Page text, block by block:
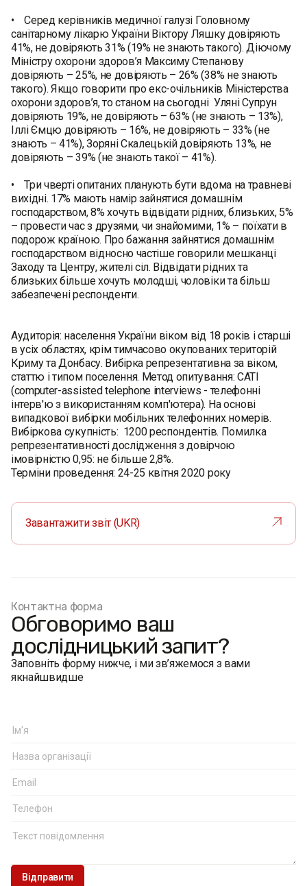
• Серед керівників медичної галузі Головному
санітарному лікарю України Віктору Ляшку довіряють
41%, не довіряють 31% (19% не знають такого). Діючому
Міністру охорони здоров’я Максиму Степанову
довіряють – 25%, не довіряють – 26% (38% не знають
такого). Якщо говорити про екс-очільників Міністерства
охорони здоров’я, то станом на сьогодні Уляні Супрун
довіряють 19%, не довіряють – 63% (не знають – 13%),
Іллі Ємцю довіряють – 16%, не довіряють – 33% (не
знають – 41%), Зоряні Скалецькій довіряють 13%, не
довіряють – 39% (не знають такої – 41%).
• Три чверті опитаних планують бути вдома на травневі
вихідні. 17% мають намір зайнятися домашнім
господарством, 8% хочуть відвідати рідних, близьких, 5%
– провести час з друзями, чи знайомими, 1% – поїхати в
подорож країною. Про бажання зайнятися домашнім
господарством відносно частіше говорили мешканці
Заходу та Центру, жителі сіл. Відвідати рідних та
близьких більше хочуть молодші, чоловіки та більш
забезпечені респонденти.
Аудиторія: населення України віком від 18 років і старші
в усіх областях, крім тимчасово окупованих територій
Криму та Донбасу. Вибірка репрезентативна за віком,
статтю і типом поселення. Метод опитування: CATI
(computer-assisted telephone interviews - телефонні
інтерв'ю з використанням комп'ютера). На основі
випадкової вибірки мобільних телефонних номерів.
Вибіркова сукупність: 1200 респондентів. Помилка
репрезентативності дослідження з довірчою
імовірністю 0,95: не більше 2,8%.
Терміни проведення: 24-25 квітня 2020 року
Завантажити звіт (UKR)
Контактна форма
Обговоримо ваш
дослідницький запит?
Заповніть форму нижче, і ми зв’яжемося з вами
якнайшвидше